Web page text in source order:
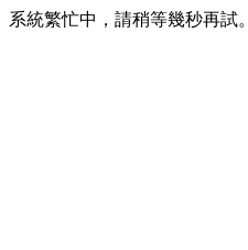
系統繁忙中，請稍等幾秒再試。